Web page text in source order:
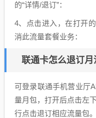
的“详情/退订”：
4、点击进入，在打开
消此流量套餐业务：
联通卡怎么退订月
可登录联通手机营业厅
量月包，打开后点击左
行点击退订相应流量包。